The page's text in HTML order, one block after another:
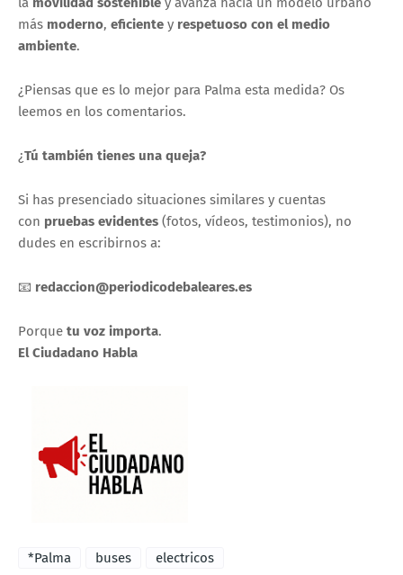
más moderno, eficiente y respetuoso con el medio
ambiente.
¿Piensas que es lo mejor para Palma esta medida? Os
leemos en los comentarios.
¿Tú también tienes una queja?
Si has presenciado situaciones similares y cuentas
con pruebas evidentes (fotos, vídeos, testimonios), no
dudes en escribirnos a:
📧 redaccion@periodicodebaleares.es
Porque tu voz importa.
El Ciudadano Habla
*Palma buses electricos